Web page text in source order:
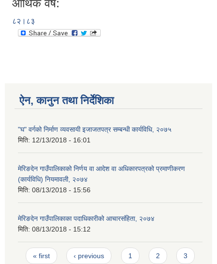
आर्थिक वर्ष:
८२।८३
ऐन, कानुन तथा निर्देशिका
"घ" वर्गको निर्माण व्यवसायी इजाजतपत्र सम्बन्धी कार्यविधि, २०७५
मिति: 12/13/2018 - 16:01
मेरिङदेन गाउँपालिकाको निर्णय वा आदेश वा अधिकारपत्रको प्रमाणीकरण
(कार्यविधि) नियमावली, २०७४
मिति: 08/13/2018 - 15:56
मेरिङदेन गाउँपालिकाका पदाधिकारीको आचारसंहिता, २०७४
मिति: 08/13/2018 - 15:12
Pages
« first ‹ previous 1 2
3